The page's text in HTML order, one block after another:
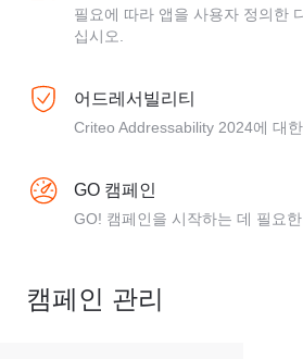
필요에 따라 앱을 사용자 정의한
십시오.
어드레서빌리티
Criteo Addressability 2024에 대
GO 캠페인
GO! 캠페인을 시작하는 데 필요
캠페인 관리